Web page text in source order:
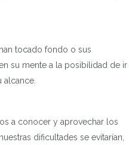
tocado fondo o sus
su mente a la posibilidad de ir
a conocer y aprovechar los
dificultades se evitarían,